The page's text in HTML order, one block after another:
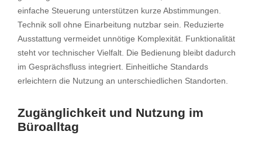
einfache Steuerung unterstützen kurze Abstimmungen.
Technik soll ohne Einarbeitung nutzbar sein. Reduzierte
Ausstattung vermeidet unnötige Komplexität. Funktionalität
steht vor technischer Vielfalt. Die Bedienung bleibt dadurch
im Gesprächsfluss integriert. Einheitliche Standards
erleichtern die Nutzung an unterschiedlichen Standorten.
Zugänglichkeit und Nutzung im
Büroalltag